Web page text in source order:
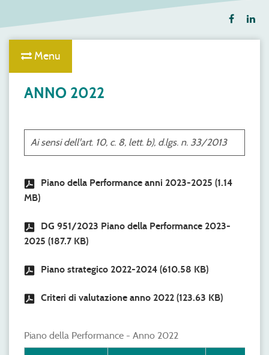
Menu
ANNO 2022
Ai sensi dell'art. 10, c. 8, lett. b), d.lgs. n. 33/2013
Piano della Performance anni 2023-2025 (1.14
MB)
DG 951/2023 Piano della Performance 2023-
2025 (187.7 KB)
Piano strategico 2022-2024 (610.58 KB)
Criteri di valutazione anno 2022 (123.63 KB)
Piano della Performance - Anno 2022